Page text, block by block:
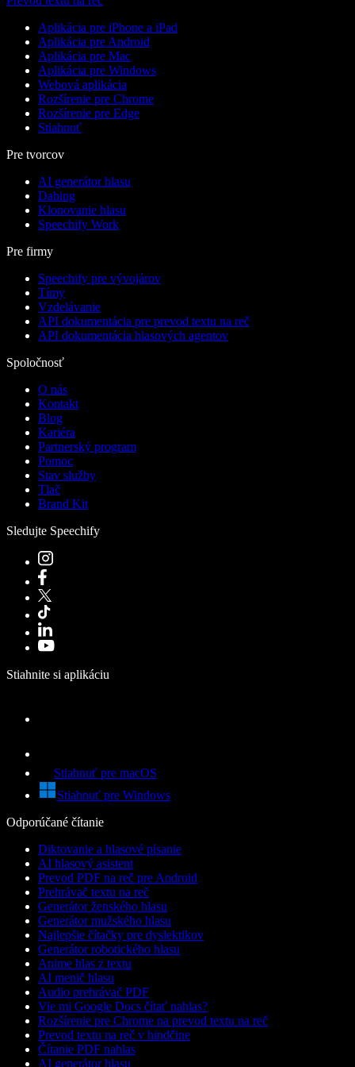
Aplikácia pre iPhone a iPad
Aplikácia pre Android
Aplikácia pre Mac
Aplikácia pre Windows
Webová aplikácia
Rozšírenie pre Chrome
Rozšírenie pre Edge
Stiahnuť
Pre tvorcov
AI generátor hlasu
Dabing
Klonovanie hlasu
Speechify Work
Pre firmy
Speechify pre vývojárov
Tímy
Vzdelávanie
API dokumentácia pre prevod textu na reč
API dokumentácia hlasových agentov
Spoločnosť
O nás
Kontakt
Blog
Kariéra
Partnerský program
Pomoc
Stav služby
Tlač
Brand Kit
Sledujte Speechify
Stiahnite si aplikáciu
Stiahnuť pre macOS
Stiahnuť pre Windows
Odporúčané čítanie
Diktovanie a hlasové písanie
AI hlasový asistent
Prevod PDF na reč pre Android
Prehrávač textu na reč
Generátor ženského hlasu
Generátor mužského hlasu
Najlepšie čítačky pre dyslektikov
Generátor robotického hlasu
Anime hlas z textu
AI menič hlasu
Audio prehrávač PDF
Vie mi Google Docs čítať nahlas?
Rozšírenie pre Chrome na prevod textu na reč
Prevod textu na reč v hindčine
Čítanie PDF nahlas
AI generátor hlasu